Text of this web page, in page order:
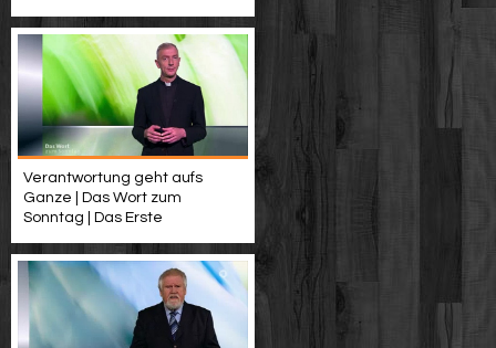
Verantwortung geht aufs
Ganze | Das Wort zum
Sonntag | Das Erste